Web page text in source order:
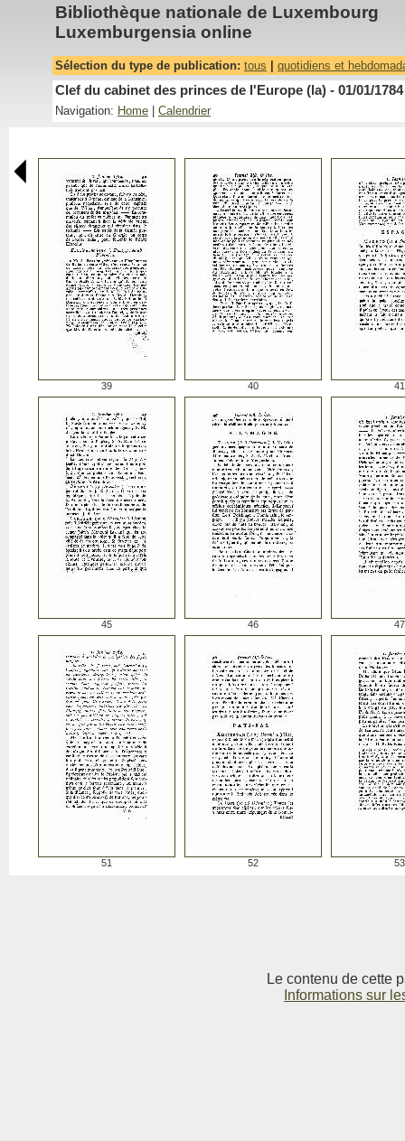
Bibliothèque nationale de Luxembourg
Luxemburgensia online
Sélection du type de publication: tous quotidiens et
Clef du cabinet des princes de l'Europe (la) - 01/01/1784
Navigation: Home Calendrier
39 40 41
45 46 47
51 52 53
Le contenu de cette
Informations sur